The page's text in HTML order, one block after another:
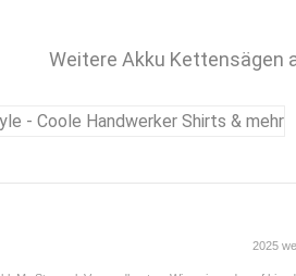
Weitere Akku Kettensägen
2025